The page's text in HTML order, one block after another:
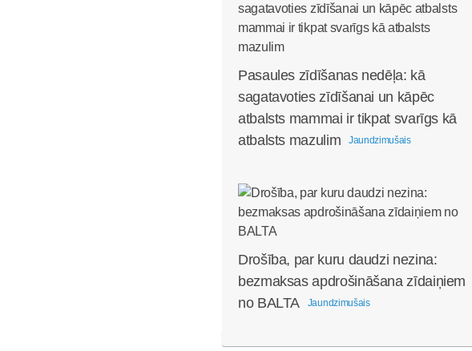
Pasaules zīdīšanas nedēļa: kā
sagatavoties zīdīšanai un kāpēc
atbalsts mammai ir tikpat svarīgs kā
atbalsts mazulim
Jaundzimušais
Drošība, par kuru daudzi nezina:
bezmaksas apdrošināšana zīdaiņiem
no BALTA
Jaundzimušais